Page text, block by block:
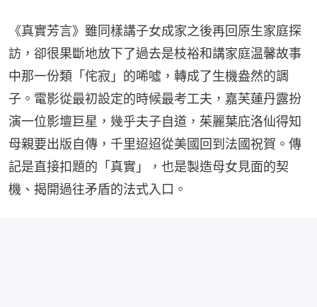
《真實芳言》雖同樣講子女成家之後再回原生家庭探
訪，卻很果斷地放下了過去是枝裕和講家庭温馨故事
中那一份類「侘寂」的唏噓，轉成了生機盎然的調
子。電影從最初設定的時候最考工夫，嘉芙蓮丹露扮
演一位影壇巨星，幾乎夫子自道，茱麗葉庇洛仙得知
母親要出版自傳，千里迢迢從美國回到法國祝賀。傳
記是直接扣題的「真實」，也是製造母女見面的契
機、揭開過往矛盾的法式入口。